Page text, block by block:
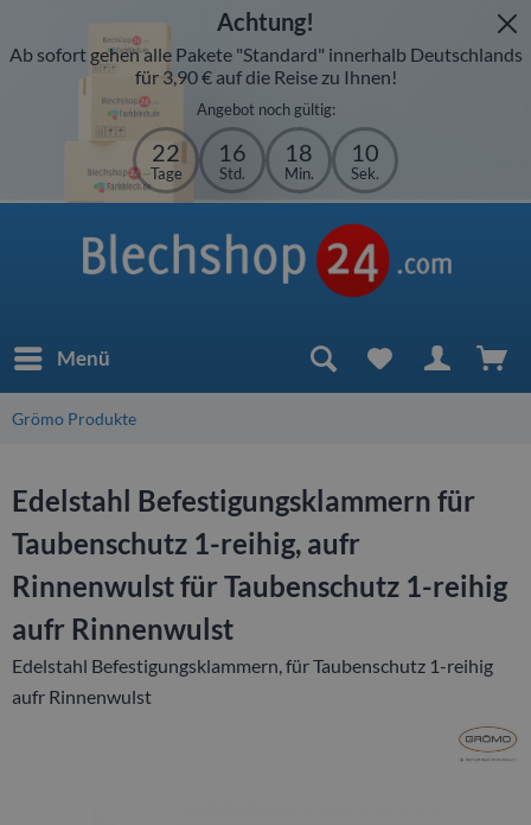
Achtung!
Ab sofort gehen alle Pakete "Standard" innerhalb Deutschlands
für 3,90 € auf die Reise zu Ihnen!
Angebot noch gültig:
22
Tage
16
Std.
18
Min.
10
Sek.
Menü
Grömo Produkte
Edelstahl Befestigungsklammern für
Taubenschutz 1-reihig, aufr
Rinnenwulst für Taubenschutz 1-reihig
aufr Rinnenwulst
Edelstahl Befestigungsklammern, für Taubenschutz 1-reihig
aufr Rinnenwulst